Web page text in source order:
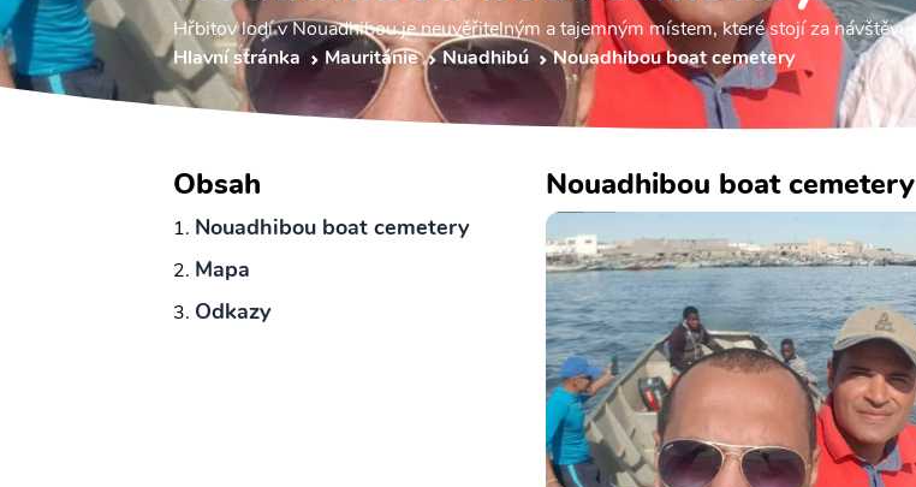
Hřbitov lodí v Nouadhibou je neuvěřitelným a tajemným místem, které stojí za návštěvu.
Hlavní stránka
Mauritánie Nuadhibú Nouadhibou boat cemetery
Obsah
Nouadhibou boat cemetery
Mapa
Odkazy
Nouadhibou boat cemetery